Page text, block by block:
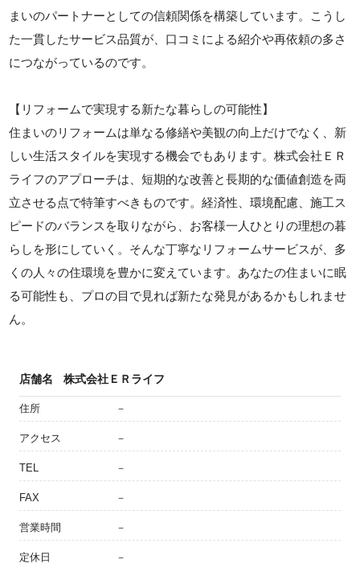
まいのパートナーとしての信頼関係を構築しています。こうし
た一貫したサービス品質が、口コミによる紹介や再依頼の多さ
につながっているのです。
【リフォームで実現する新たな暮らしの可能性】
住まいのリフォームは単なる修繕や美観の向上だけでなく、新
しい生活スタイルを実現する機会でもあります。株式会社ＥＲ
ライフのアプローチは、短期的な改善と長期的な価値創造を両
立させる点で特筆すべきものです。経済性、環境配慮、施工ス
ピードのバランスを取りながら、お客様一人ひとりの理想の暮
らしを形にしていく。そんな丁寧なリフォームサービスが、多
くの人々の住環境を豊かに変えています。あなたの住まいに眠
る可能性も、プロの目で見れば新たな発見があるかもしれませ
ん。
店舗名 株式会社ＥＲライフ
住所 －
アクセス －
TEL －
FAX －
営業時間 －
定休日 －